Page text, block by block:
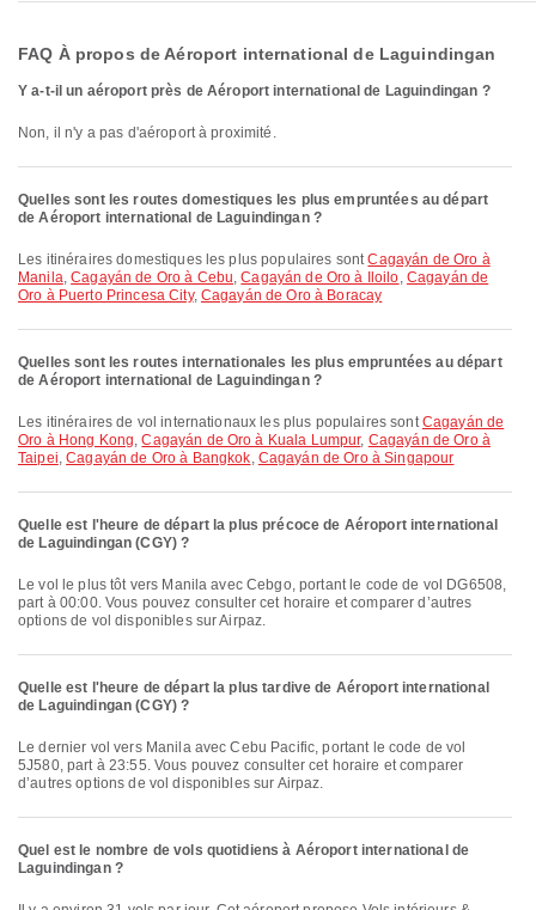
FAQ À propos de Aéroport international de Laguindingan
Y a-t-il un aéroport près de Aéroport international de Laguindingan ?
Non, il n'y a pas d'aéroport à proximité.
Quelles sont les routes domestiques les plus empruntées au départ
de Aéroport international de Laguindingan ?
Les itinéraires domestiques les plus populaires sontCagayán de Oro à
Manila,Cagayán de Oro à Cebu,Cagayán de Oro à Iloilo, Cagayán de
Oro à Puerto Princesa City, Cagayán de Oro à Boracay
Quelles sont les routes internationales les plus empruntées au départ
de Aéroport international de Laguindingan ?
Les itinéraires de vol internationaux les plus populaires sontCagayán de
Oro à Hong Kong,Cagayán de Oro à Kuala Lumpur, Cagayán de Oro à
Taipei,Cagayán de Oro à Bangkok, Cagayán de Oro à Singapour
Quelle est l'heure de départ la plus précoce de Aéroport international
de Laguindingan (CGY) ?
Le vol le plus tôt vers Manila avec Cebgo, portant le code de vol DG6508,
part à 00:00. Vous pouvez consulter cet horaire et comparer d’autres
options de vol disponibles sur Airpaz.
Quelle est l'heure de départ la plus tardive de Aéroport international
de Laguindingan (CGY) ?
Le dernier vol vers Manila avec Cebu Pacific, portant le code de vol
5J580, part à 23:55. Vous pouvez consulter cet horaire et comparer
d’autres options de vol disponibles sur Airpaz.
Quel est le nombre de vols quotidiens à Aéroport international de
Laguindingan ?